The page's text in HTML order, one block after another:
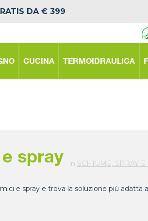
DA € 399
CUCINA TERMOIDRAULICA
spray in SCHIUME, SPRAY
e spray e trova la soluzione più adatta